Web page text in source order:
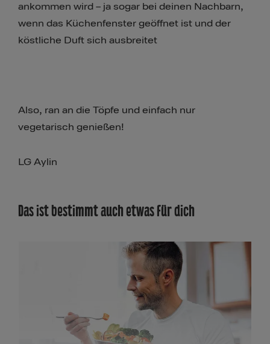
ankommen wird – ja sogar bei deinen Nachbarn,
wenn das Küchenfenster geöffnet ist und der
köstliche Duft sich ausbreitet
Also, ran an die Töpfe und einfach nur
vegetarisch genießen!
LG Aylin
Das ist bestimmt auch etwas für dich